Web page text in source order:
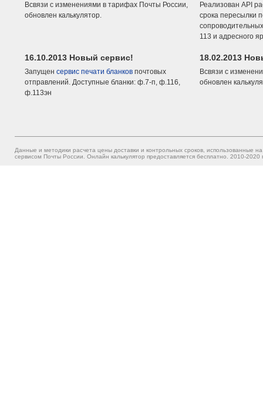
Всвязи с изменениями в тарифах Почты России,
обновлен калькулятор.
Реализован API
срока пересылки
113 и адресного
16.10.2013 Новый сервис!
Запущен сервис печати бланков почтовых
отправлений. Доступные бланки: ф.7-п, ф.116,
ф.113эн
18.02.2013
Всвязи с
обновлен
Данные и методики расчета цены доставки и контрольных сроков, использованные
сервисом Почты России. Онлайн калькулятор предоставляется бесплатно. 2010-2020